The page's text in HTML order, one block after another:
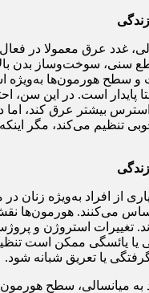
غدد عرق معمولا در
سنی، سوخت‌وساز بدن
و سطح هورمون‌ها به‌ویژه
پایدار است. در این سن،
بیشتر عرق کند، اما
تنظیم می‌کند، مگر
از افراد به‌ویژه زنان
می‌کنند. هورمون‌ها
تغییرات استروژن و
یا یائسگی ممکن است
یا تعریق شبانه شود.
به میانسالی، سطح هورمون